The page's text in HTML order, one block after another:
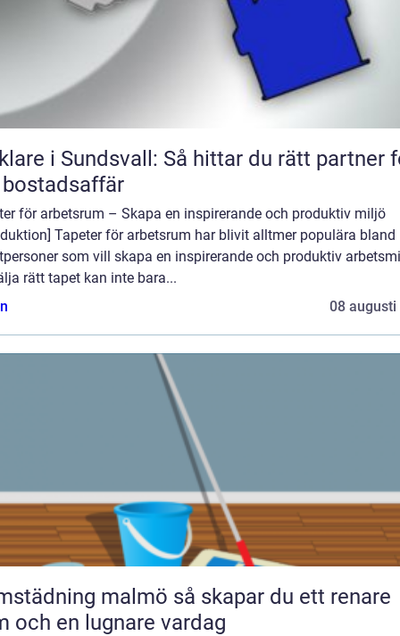
i Sundsvall: Så hittar du rätt partner
för arbetsrum – Skapa en inspirerande och produktiv miljö
Tapeter för arbetsrum har blivit alltmer populära bland
som vill skapa en inspirerande och produktiv
rätt tapet kan inte bara...
08 augusti
malmö så skapar du ett renare
och en lugnare vardag